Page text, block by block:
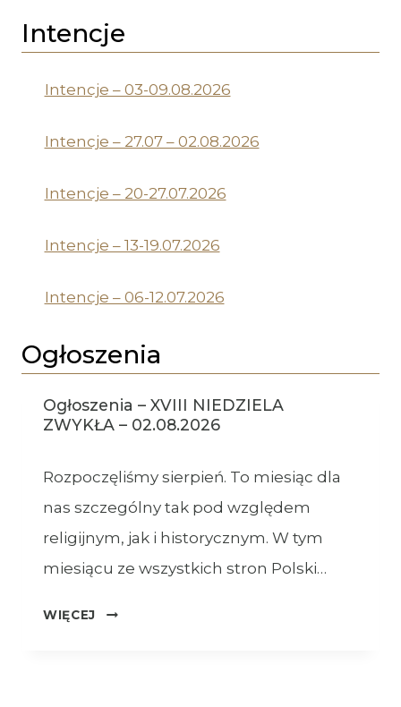
Intencje
Intencje – 03-09.08.2026
Intencje – 27.07 – 02.08.2026
Intencje – 20-27.07.2026
Intencje – 13-19.07.2026
Intencje – 06-12.07.2026
Ogłoszenia
Ogłoszenia – XVIII NIEDZIELA
ZWYKŁA – 02.08.2026
Rozpoczęliśmy sierpień. To miesiąc dla
nas szczególny tak pod względem
religijnym, jak i historycznym. W tym
miesiącu ze wszystkich stron Polski…
WIĘCEJ
OGŁOSZENIA